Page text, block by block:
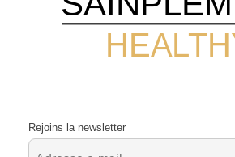
Rejoins la newsletter